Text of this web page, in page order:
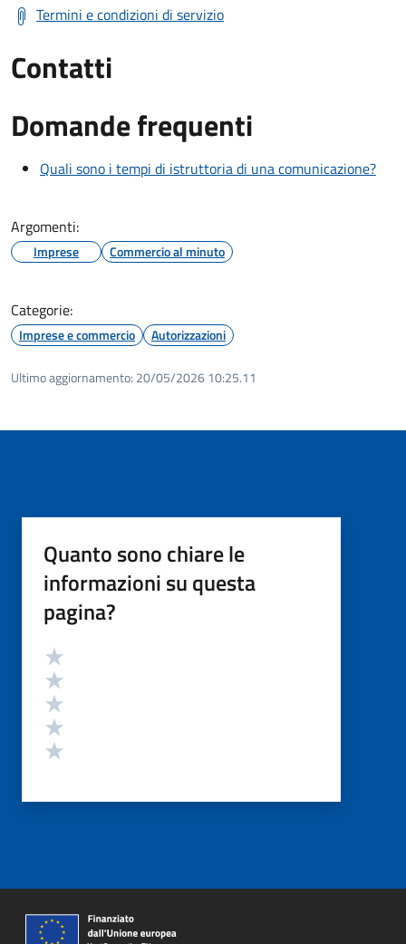
Termini e condizioni di servizio
Contatti
Domande frequenti
Quali sono i tempi di istruttoria di una comunicazione?
Argomenti:
Imprese Commercio al minuto
Categorie:
Imprese e commercio Autorizzazioni
Ultimo aggiornamento: 20/05/2026 10:25.11
Quanto sono chiare le
informazioni su questa
pagina?
Valutazione